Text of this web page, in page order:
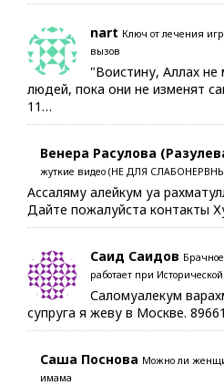
nart Ключ от лечения
вызов
"Воистину, Аллах
людей, пока они не изменят
11…
Венера Расулова
жуткие видео (НЕ ДЛЯ
Ассаляму алейкум уа
Дайте пожалуйста контакты
Саид Саидов
работает при
Саломуалекум
супруга я жеву в Москве.
Саша Поснова Можно ли
имама